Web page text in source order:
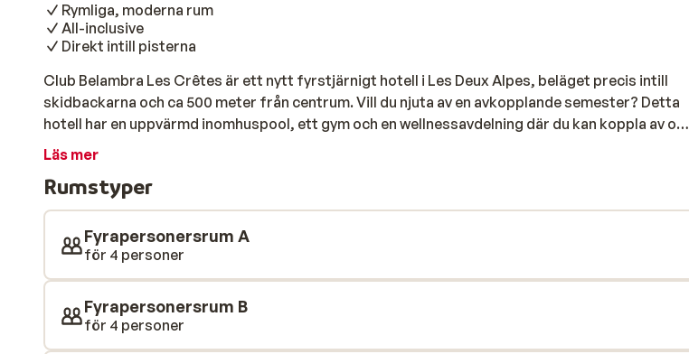
Rymliga, moderna rum
All-inclusive
Direkt intill pisterna
Club Belambra Les Crêtes är ett nytt fyrstjärnigt hotell i Les Deux Alpes, beläget precis intill
skidbackarna och ca 500 meter från centrum. Vill du njuta av en avkopplande semester? Detta
hotell har en uppvärmd inomhuspool, ett gym och en wellnessavdelning där du kan koppla av och
landa efter en dag i backen. Rummen är moderna och rymliga och har plats för upp till fyra
hotellet hela dagen. I närområdet finns flera butiker och barer.
Läs mer
Rumstyper
Fyrapersonersrum A
för 4 personer
Fyrapersonersrum B
för 4 personer